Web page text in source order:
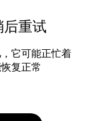
后重试
它可能正忙着
复正常